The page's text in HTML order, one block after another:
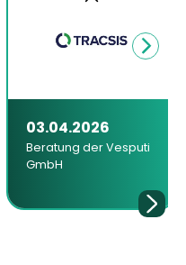
03.04.2026
Beratung der Vesputi
GmbH